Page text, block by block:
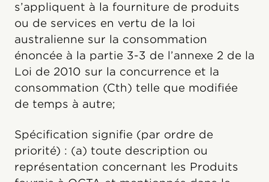
s’appliquent à la fourniture de produits
ou de services en vertu de la loi
australienne sur la consommation
énoncée à la partie 3-3 de l’annexe 2 de la
Loi de 2010 sur la concurrence et la
consommation (Cth) telle que modifiée
de temps à autre;
Spécification signifie (par ordre de
priorité) : (a) toute description ou
représentation concernant les Produits